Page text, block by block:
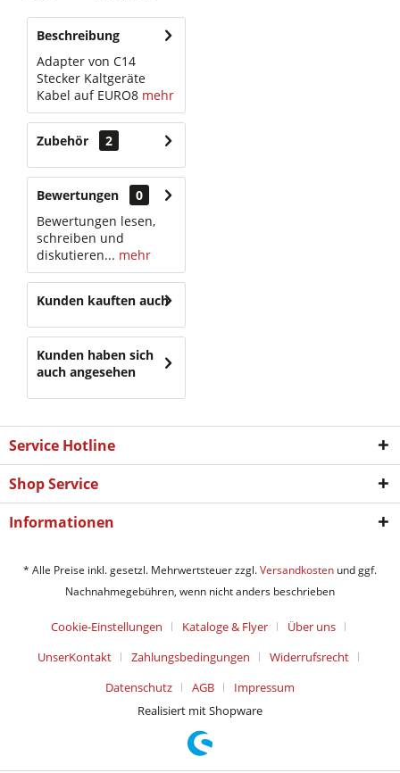
Beschreibung
Adapter von C14
Stecker Kaltgeräte
Kabel auf EURO8 mehr
Zubehör 2
Bewertungen
0
Bewertungen lesen,
schreiben und
diskutieren... mehr
Kunden kauften auch
Kunden haben sich
auch angesehen
Service Hotline
Shop Service
Informationen
* Alle Preise inkl. gesetzl. Mehrwertsteuer zzgl.Versandkosten und ggf.
Nachnahmegebühren, wenn nicht anders beschrieben
Cookie-Einstellungen Kataloge & Flyer
Über uns
UnserKontakt
Zahlungsbedingungen
Widerrufsrecht
Datenschutz
AGB
Impressum
Realisiert mit Shopware